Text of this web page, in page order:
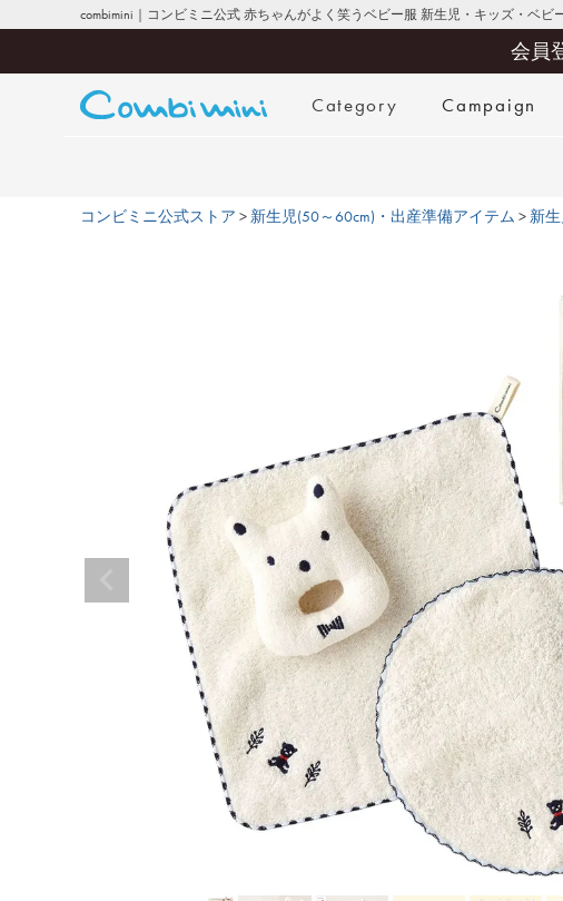
combimini｜コンビミニ公式 赤ちゃんがよく笑うベビー服 新生児・キッズ・ベビ
会員
Category Campaign
コンビミニ公式ストア 新生児(50～60cm)・出産準備アイテム 新